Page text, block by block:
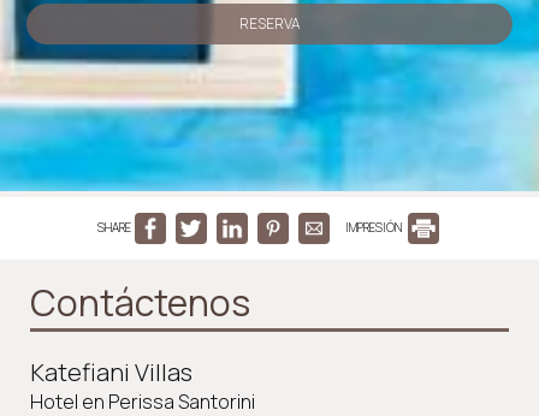
RESERVA
SHARE IMPRESIÓN
Contáctenos
Katefiani Villas
Hotel en Perissa Santorini